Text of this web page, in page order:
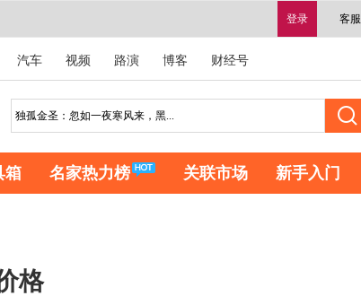
登录 客服
汽车 视频 路演 博客 财经号
箱 名家热力榜 关联市场 新手入门
格